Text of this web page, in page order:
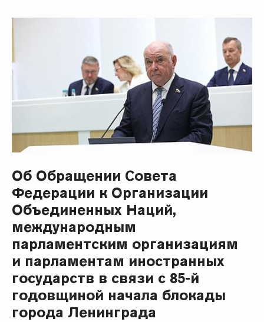
Об Обращении Совета
Федерации к Организации
Объединенных Наций,
международным
парламентским организациям
и парламентам иностранных
государств в связи с 85-й
годовщиной начала блокады
города Ленинграда